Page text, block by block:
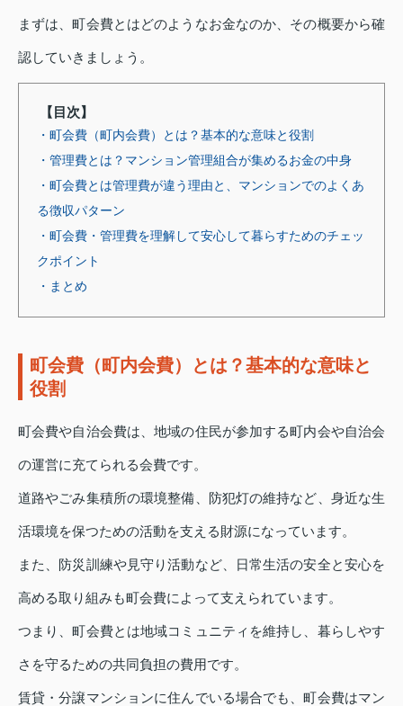
まずは、町会費とはどのようなお金なのか、その概要から確
認していきましょう。
【目次】
・町会費（町内会費）とは？基本的な意味と役割
・管理費とは？マンション管理組合が集めるお金の中身
・町会費とは管理費が違う理由と、マンションでのよくあ
る徴収パターン
・町会費・管理費を理解して安心して暮らすためのチェッ
クポイント
・まとめ
町会費（町内会費）とは？基本的な意味と
役割
町会費や自治会費は、地域の住民が参加する町内会や自治会
の運営に充てられる会費です。
道路やごみ集積所の環境整備、防犯灯の維持など、身近な生
活環境を保つための活動を支える財源になっています。
また、防災訓練や見守り活動など、日常生活の安全と安心を
高める取り組みも町会費によって支えられています。
つまり、町会費とは地域コミュニティを維持し、暮らしやす
さを守るための共同負担の費用です。
賃貸・分譲マンションに住んでいる場合でも、町会費はマン